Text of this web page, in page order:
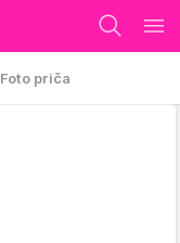
Foto priča